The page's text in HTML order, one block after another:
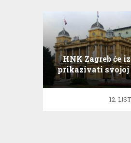
HNK Zagreb će
prikazivati svojoj
putem live
12.